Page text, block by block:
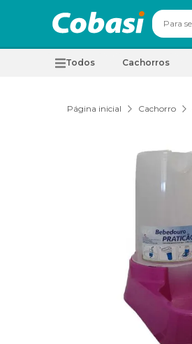
Todos Cachorros
Página inicial Cachorro